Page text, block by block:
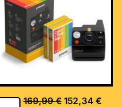
169,99€
169,99 €.
152,34 €